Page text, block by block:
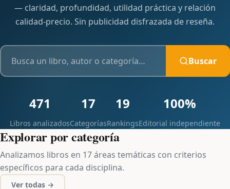
— claridad, profundidad, utilidad práctica y relación
calidad-precio. Sin publicidad disfrazada de reseña.
Buscar libros
Buscar
471
Libros analizados
17
Categorías
19
Rankings
100%
Editorial independiente
Explorar por categoría
Analizamos libros en 17 áreas temáticas con criterios
específicos para cada disciplina.
Ver todas →